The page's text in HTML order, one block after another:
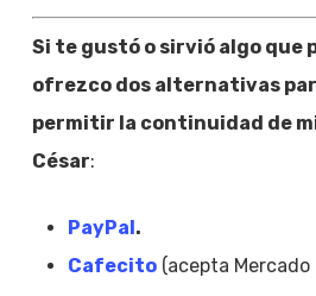
Si te gustó o sirvió algo que
ofrezco dos alternativas
permitir la continuidad de
César:
PayPal .
Cafecito(acepta Mercado